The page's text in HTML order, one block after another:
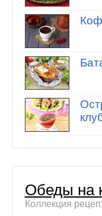
Обеды на
Коллекция